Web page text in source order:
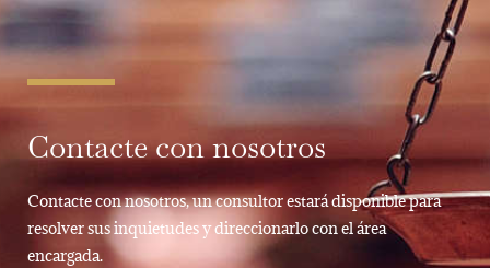
Contacte con nosotros
Contacte con nosotros, un consultor estará disponible para
resolver sus inquietudes y direccionarlo con el área
encargada.